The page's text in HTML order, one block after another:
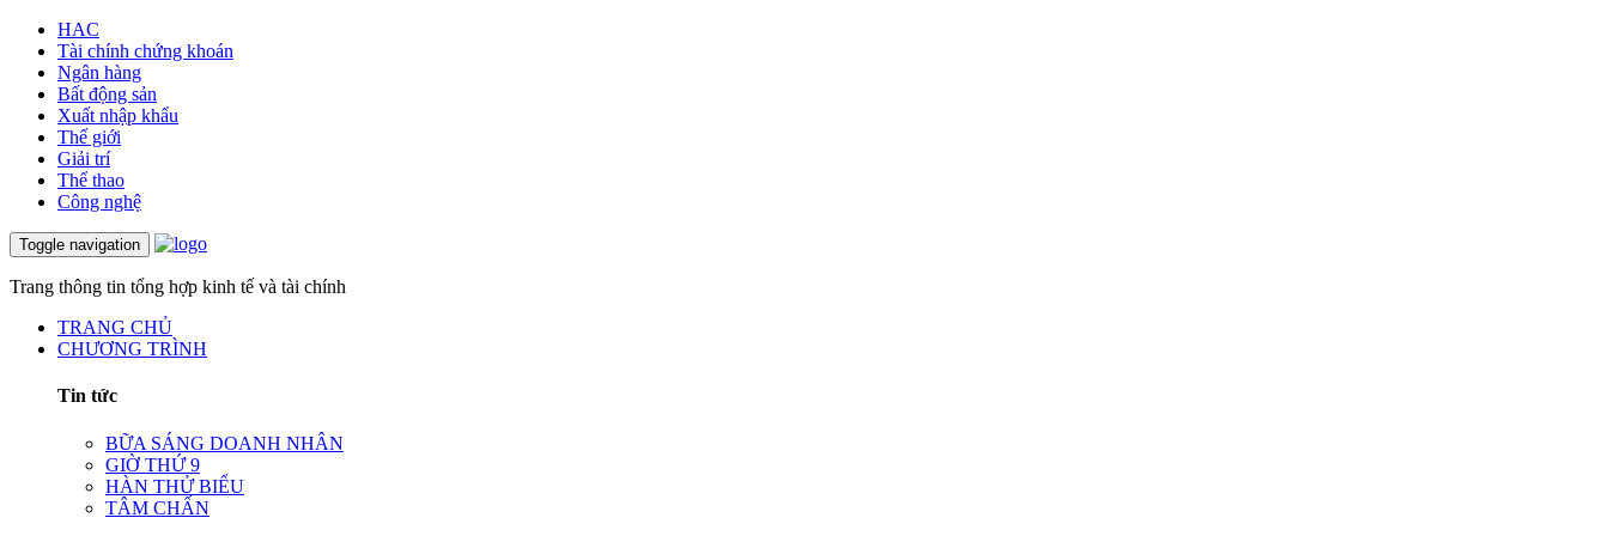
HAC
Tài chính chứng khoán
Ngân hàng
Bất động sản
Xuất nhập khẩu
Thế giới
Giải trí
Thể thao
Công nghệ
Toggle navigation
Trang thông tin tổng hợp kinh tế và tài chính
TRANG CHỦ
CHƯƠNG TRÌNH
Tin tức
BỮA SÁNG DOANH NHÂN
GIỜ THỨ 9
HÀN THỬ BIỂU
TÂM CHẤN